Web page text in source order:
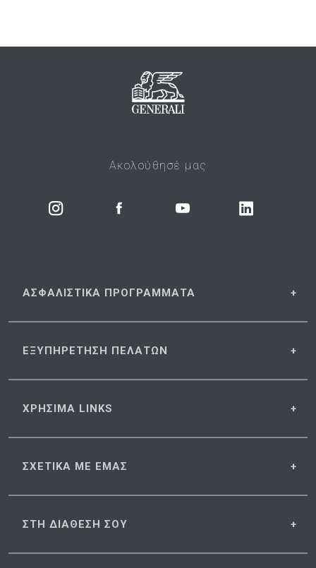
Ακολούθησέ μας
ΑΣΦΑΛΙΣΤΙΚΑ ΠΡΟΓΡΑΜΜΑΤΑ
ΕΞΥΠΗΡΕΤΗΣΗ ΠΕΛΑΤΩΝ
ΧΡΗΣΙΜΑ LINKS
ΣΧΕΤΙΚΑ ΜΕ ΕΜΑΣ
ΣΤΗ ΔΙΑΘΕΣΗ ΣΟΥ